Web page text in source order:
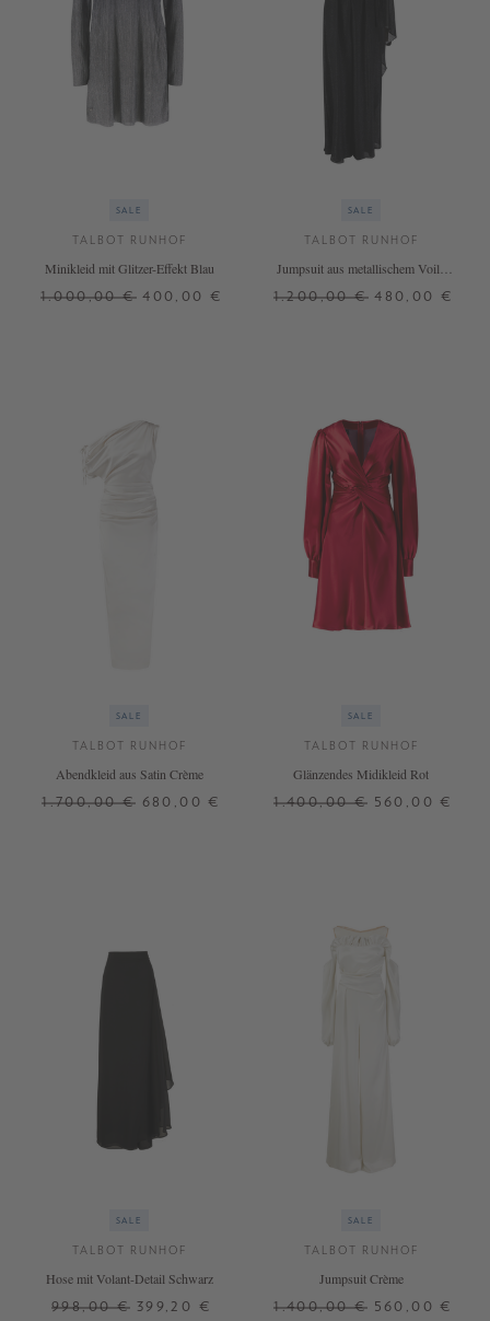
SALE
TALBOT RUNHOF
Minikleid mit Glitzer-Effekt Blau
1.000,00 € 400,00 €
SALE
TALBOT RUNHOF
Jumpsuit aus metallischem Voile
1.200,00 € 480,00 €
SALE
TALBOT RUNHOF
Abendkleid aus Satin Crème
1.700,00 € 680,00 €
SALE
TALBOT RUNHOF
Glänzendes Midikleid Rot
1.400,00 € 560,00 €
SALE
TALBOT RUNHOF
Hose mit Volant-Detail Schwarz
998,00 € 399,20 €
SALE
TALBOT RUNHOF
Jumpsuit Crème
1.400,00 € 560,00 €